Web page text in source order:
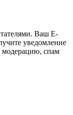
Ваш E-
уведомление
модерацию, спам